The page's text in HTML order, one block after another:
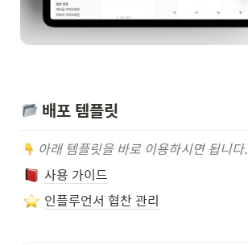
배포 템플릿
아래 템플릿을 바로 이용하시면 됩니다.
사용 가이드
인플루언서 협찬 관리